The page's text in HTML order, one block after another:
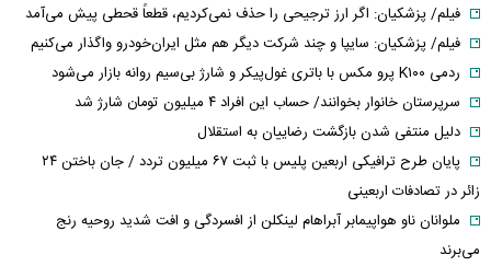
فیلم/ پزشکیان: اگر ارز ترجیحی را حذف نمی‌کردیم، قطعاً قحطی پیش می‌آمد
فیلم/ پزشکیان: سایپا و چند شرکت دیگر هم مثل ایران‌خودرو واگذار می‌کنیم
ردمی K۱۰۰ پرو مکس با باتری غول‌پیکر و شارژ بی‌سیم روانه بازار می‌شود
سرپرستان خانوار بخوانند/ حساب این افراد ۴ میلیون تومان شارژ شد
دلیل منتفی شدن بازگشت رضاییان به استقلال
پایان طرح ترافیکی اربعین پلیس با ثبت ۶۷ میلیون تردد / جان باختن ۲۴
زائر در تصادفات اربعینی
ملوانان ناو هواپیمابر آبراهام لینکلن از افسردگی و افت شدید روحیه رنج
می‌برند